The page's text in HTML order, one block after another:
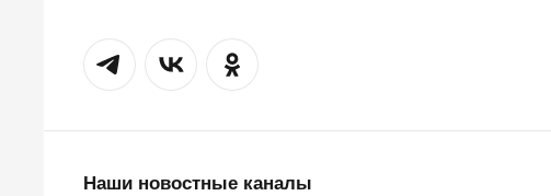
Наши новостные каналы